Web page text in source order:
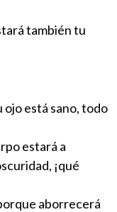
también tu
ojo está sano, todo
estará a
¡qué
aborrecerá